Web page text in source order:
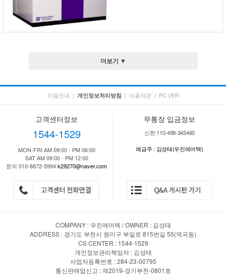
더보기 ▼
이용안내 | 개인정보처리방침 | 이용약관 | PC VER
고객센터정보
1544-1529
MON-FRI AM 09:00 - PM 06:00
SAT AM 09:00 - PM 12:00
문의 010-8872-5994k29270@naver.com
무통장 입금정보
신한 110-499-345460
예금주 : 김성태(우진에어택)
COMPANY : 우진에어텍 / OWNER : 김성태
ADDRESS : 경기도 부천시 원미구 부일로 815번길 55(역곡동)
CS CENTER : 1544-1529
개인정보관리책임자 : 김성태
사업자등록번호 : 284-23-00795
통신판매업신고 : 제2019-경기부천-0801호